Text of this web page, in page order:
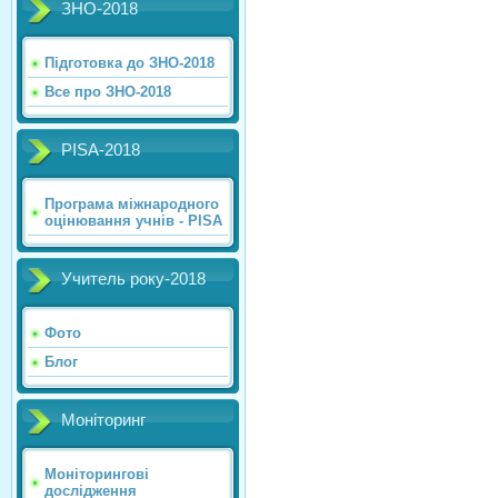
ЗНО-2018
Підготовка до ЗНО-2018
Все про ЗНО-2018
PISA-2018
Програма міжнародного
оцінювання учнів - PISA
Учитель року-2018
Фото
Блог
Моніторинг
Моніторингові
дослідження